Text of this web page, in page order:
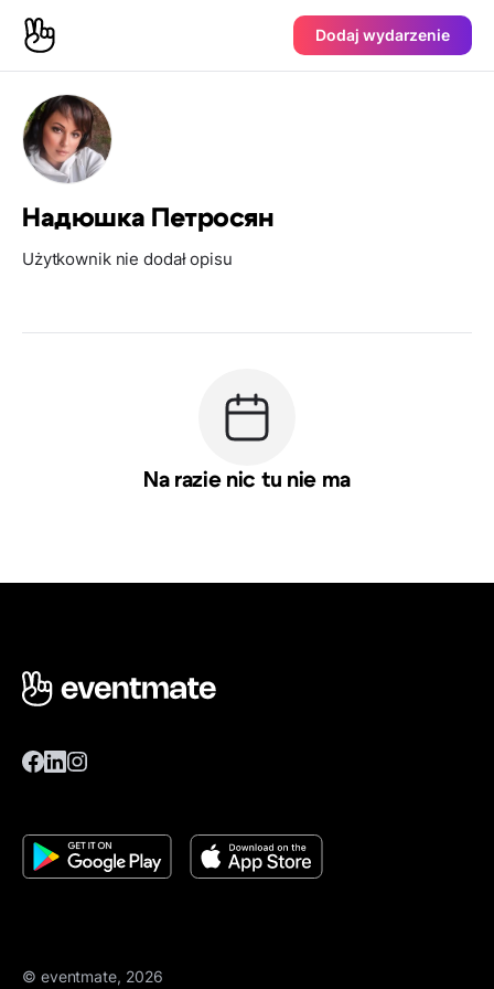
Dodaj wydarzenie
Надюшка Петросян
Użytkownik nie dodał opisu
Na razie nic tu nie ma
© eventmate, 2026